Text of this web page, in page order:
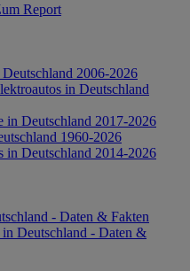
Report
2006-2026
in Deutschland
in Deutschland 2017-2026
1960-2026
in Deutschland 2014-2026
- Daten & Fakten
Deutschland - Daten &